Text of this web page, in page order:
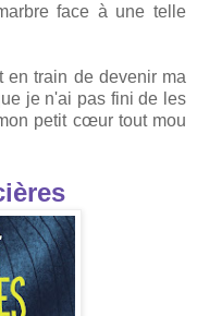
face à une telle
en train de devenir ma
je n'ai pas fini de les
petit cœur tout mou